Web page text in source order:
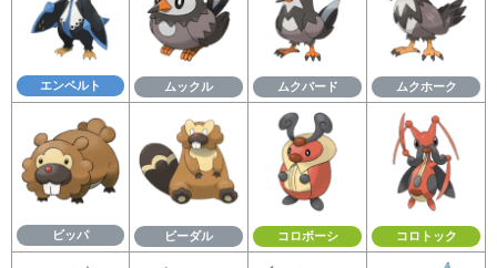
エンペルト ムックル ムクバード ムクホーク
ビッパ ビーダル コロボーシ コロトック